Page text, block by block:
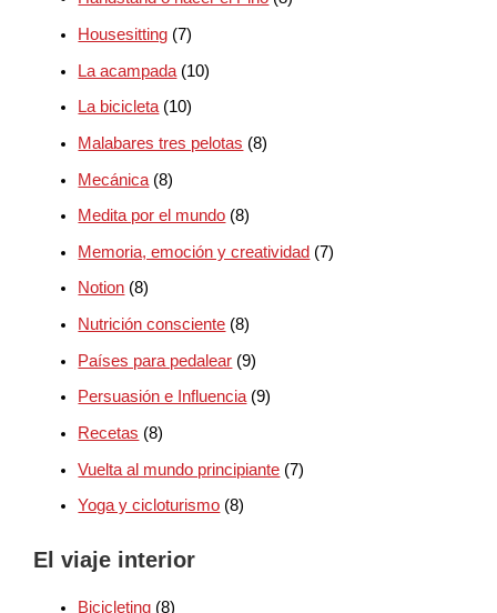
Housesitting (7)
La acampada (10)
La bicicleta(10)
Malabares tres pelotas (8)
Mecánica (8)
Medita por el mundo (8)
Memoria, emoción y creatividad (7)
Notion (8)
Nutrición consciente (8)
Países para pedalear (9)
Persuasión e Influencia(9)
Recetas (8)
Vuelta al mundo principiante (7)
Yoga y cicloturismo (8)
El viaje interior
Bicicleting (8)